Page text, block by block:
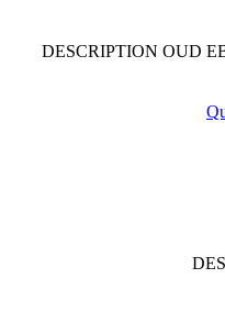
DESCRIPTION OUD